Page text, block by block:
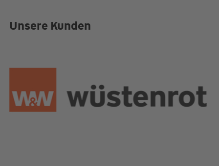
Unsere Kunden